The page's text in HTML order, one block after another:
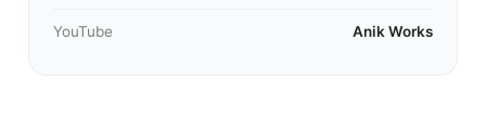
YouTube Anik Works